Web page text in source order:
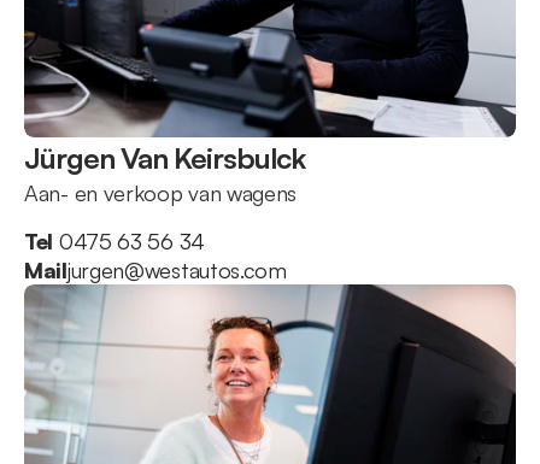
Jürgen Van Keirsbulck
Aan- en verkoop van wagens
Tel 0475 63 56 34
Mailjurgen@westautos.com